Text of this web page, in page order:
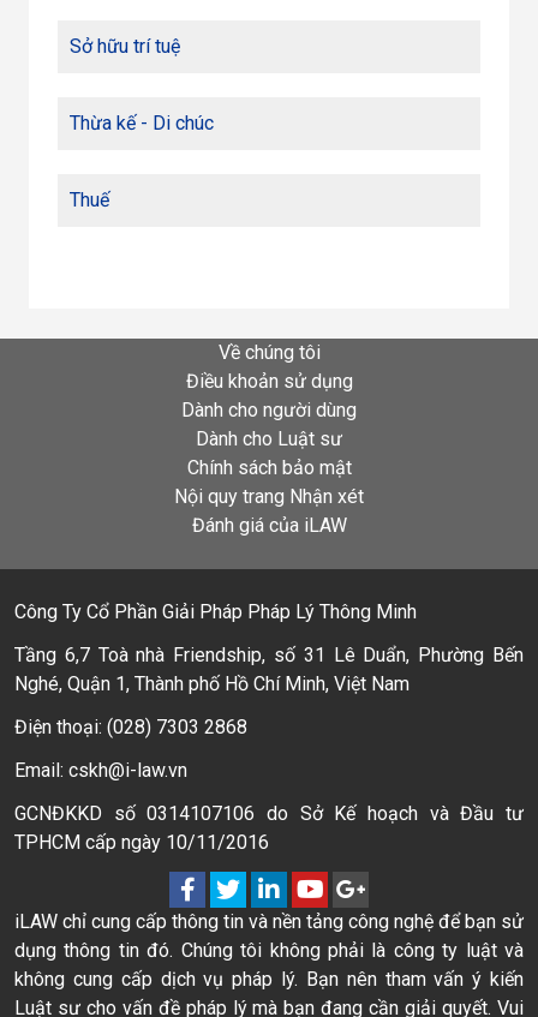
Sở hữu trí tuệ
Thừa kế - Di chúc
Thuế
Về chúng tôi
Điều khoản sử dụng
Dành cho người dùng
Dành cho Luật sư
Chính sách bảo mật
Nội quy trang Nhận xét
Đánh giá của iLAW
Công Ty Cổ Phần Giải Pháp Pháp Lý Thông Minh
Tầng 6,7 Toà nhà Friendship, số 31 Lê Duẩn, Phường Bến
Nghé, Quận 1, Thành phố Hồ Chí Minh, Việt Nam
Điện thoại: (028) 7303 2868
Email: cskh@i-law.vn
GCNĐKKD số 0314107106 do Sở Kế hoạch và Đầu tư
TPHCM cấp ngày 10/11/2016
iLAW chỉ cung cấp thông tin và nền tảng công nghệ để bạn sử
dụng thông tin đó. Chúng tôi không phải là công ty luật và
không cung cấp dịch vụ pháp lý. Bạn nên tham vấn ý kiến
Luật sư cho vấn đề pháp lý mà bạn đang cần giải quyết. Vui